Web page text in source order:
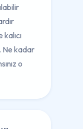
Ne kadar
o